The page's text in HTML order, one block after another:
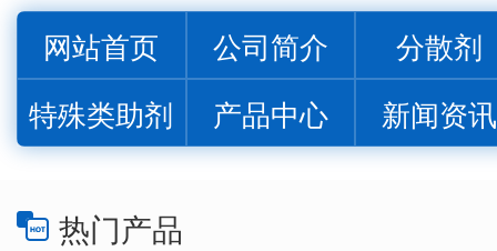
网站首页 公司简介
分散剂
特殊类助剂
产品中心 新闻资讯
热门产品